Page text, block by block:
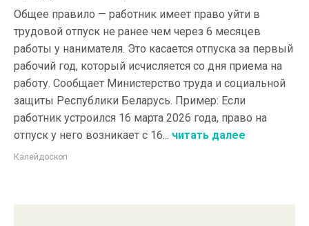
Общее правило — работник имеет право уйти в
трудовой отпуск не ранее чем через 6 месяцев
работы у нанимателя. Это касается отпуска за первый
рабочий год, который исчисляется со дня приема на
работу. Сообщает Министерство труда и социальной
защиты Республики Беларусь. Пример: Если
работник устроился 16 марта 2026 года, право на
отпуск у него возникает с 16... читать далее
Калейдоскоп